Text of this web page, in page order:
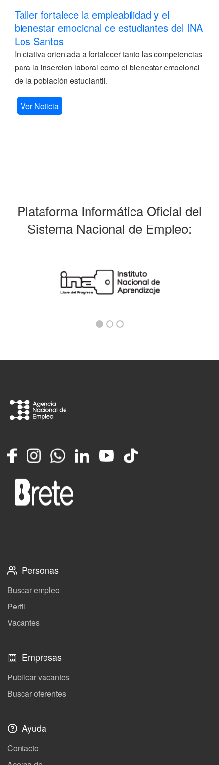
Taller fortalece la empleabilidad y el
bienestar emocional de estudiantes del INA
Los Santos
Iniciativa orientada a fortalecer tanto las competencias
para la inserción laboral como el bienestar emocional
de la población estudiantil.
Ver Noticia
Plataforma Informática Oficial del
Sistema Nacional de Empleo:
FacebookInstagramWhatsappLinkedInYouTube
TikTok
Personas
Buscar empleo
Perfil
Vacantes
Empresas
Publicar vacantes
Buscar oferentes
Ayuda
Contacto